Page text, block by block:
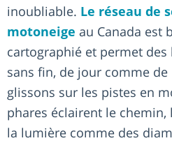
inoubliable. Le réseau de
motoneige au Canada est
cartographié et permet
sans fin, de jour comme
glissons sur les pistes en
phares éclairent le
la lumière comme des